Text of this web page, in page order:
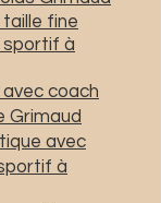
fine
sportif à
coach
Grimaud
avec
à